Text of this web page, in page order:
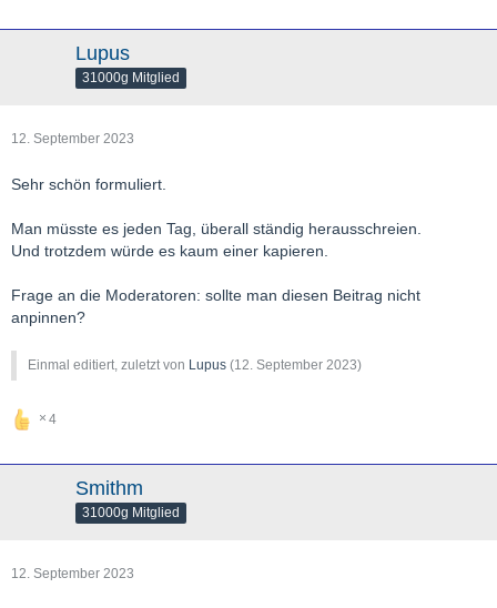
Lupus
31000g Mitglied
12. September 2023
Sehr schön formuliert.
Man müsste es jeden Tag, überall ständig herausschreien.
Und trotzdem würde es kaum einer kapieren.
Frage an die Moderatoren: sollte man diesen Beitrag nicht
anpinnen?
Einmal editiert, zuletzt von Lupus (12. September 2023)
4
Smithm
31000g Mitglied
12. September 2023